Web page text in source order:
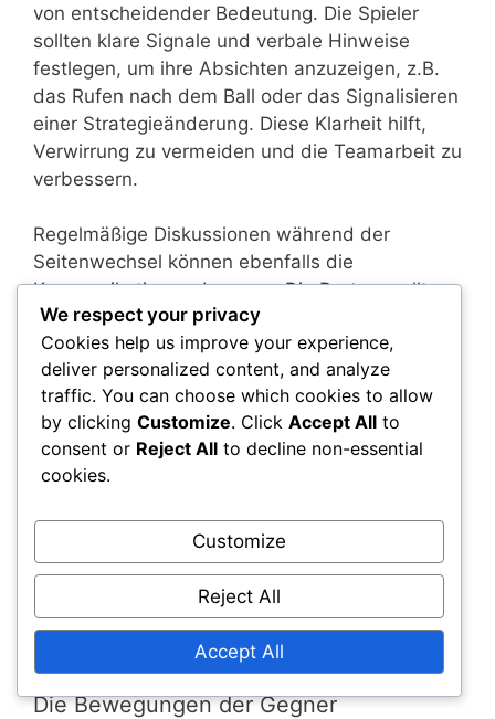
von entscheidender Bedeutung. Die Spieler
sollten klare Signale und verbale Hinweise
festlegen, um ihre Absichten anzuzeigen, z.B.
das Rufen nach dem Ball oder das Signalisieren
einer Strategieänderung. Diese Klarheit hilft,
Verwirrung zu vermeiden und die Teamarbeit zu
verbessern.
Regelmäßige Diskussionen während der
Seitenwechsel können ebenfalls die
Kommunikation verbessern. Die Partner sollten
überprüfen, was funktioniert und was
angepasst werden muss, um ihre Strategien in
Echtzeit anzupassen. Die Verwendung
einfacher Phrasen oder Handzeichen kann die
Kommunikation während schneller Ballwechsel
vereinfachen.
und gegenseitige Ermutigung die Moral und
Leistung steigern. Das Feiern kleiner Siege
zusammen fördert ein unterstützendes Umfeld,
das während herausfordernder Spiele
entscheidend sein kann.
Die Bewegungen der Gegner
We respect your privacy
Cookies help us improve your experience,
deliver personalized content, and analyze
traffic. You can choose which cookies to allow
by clicking Customize. Click Accept All to
consent or Reject All to decline non-essential
cookies.
Customize
Reject All
Accept All